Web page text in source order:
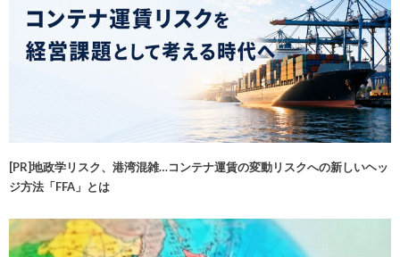
[PR]地政学リスク、港湾混雑…コンテナ運賃の変動リスクへの新しいヘッ
ジ方法「FFA」とは